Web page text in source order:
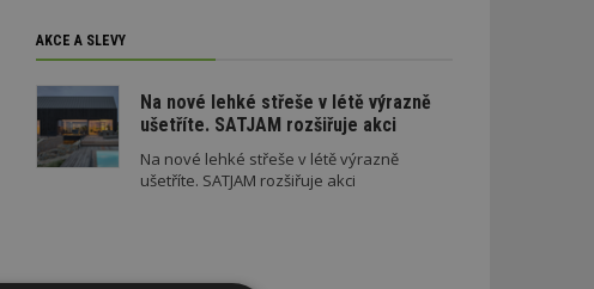
AKCE A SLEVY
Na nové lehké střeše v létě výrazně
ušetříte. SATJAM rozšiřuje akci
Na nové lehké střeše v létě výrazně
ušetříte. SATJAM rozšiřuje akci